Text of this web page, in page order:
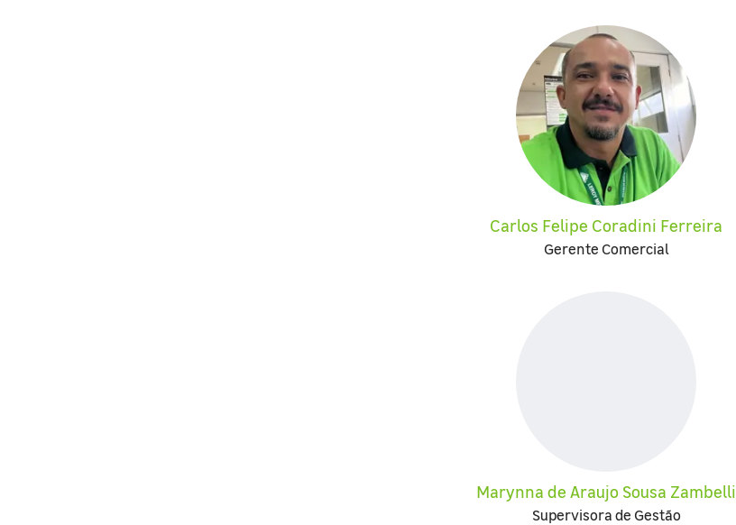
Carlos Felipe Coradini Ferreira
Gerente Comercial
Marynna de Araujo Sousa Zambelli
Supervisora de Gestão